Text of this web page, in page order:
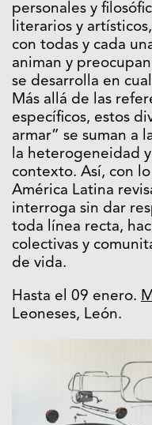
personales y
literarios y
con todas y cada
animan y
se desarrolla en
Más allá de las
específicos, estos
armar” se suman a
la heterogeneidad
contexto. Así, con
América Latina
interroga sin dar
toda línea recta,
colectivas y
de vida.
Hasta el 09 enero.
Leoneses, León.